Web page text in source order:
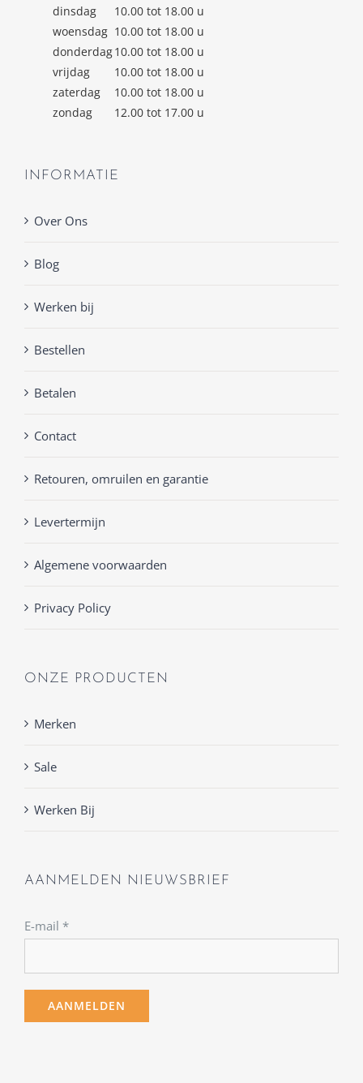
dinsdag
10.00 tot 18.00 u
woensdag 10.00 tot 18.00 u
donderdag10.00 tot 18.00 u
vrijdag
10.00 tot 18.00 u
zaterdag
10.00 tot 18.00 u
zondag
12.00 tot 17.00 u
INFORMATIE
Over Ons
Blog
Werken bij
Bestellen
Betalen
Contact
Retouren, omruilen en garantie
Levertermijn
Algemene voorwaarden
Privacy Policy
ONZE PRODUCTEN
Merken
Sale
Werken Bij
AANMELDEN NIEUWSBRIEF
E-mail *